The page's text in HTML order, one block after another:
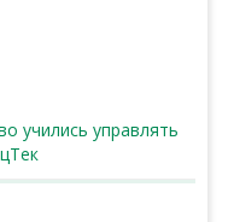
учились управлять